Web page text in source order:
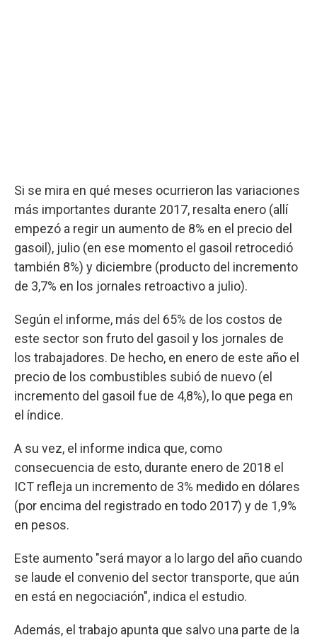
Si se mira en qué meses ocurrieron las variaciones
más importantes durante 2017, resalta enero (allí
empezó a regir un aumento de 8% en el precio del
gasoil), julio (en ese momento el gasoil retrocedió
también 8%) y diciembre (producto del incremento
de 3,7% en los jornales retroactivo a julio).
Según el informe, más del 65% de los costos de
este sector son fruto del gasoil y los jornales de
los trabajadores. De hecho, en enero de este año el
precio de los combustibles subió de nuevo (el
incremento del gasoil fue de 4,8%), lo que pega en
el índice.
A su vez, el informe indica que, como
consecuencia de esto, durante enero de 2018 el
ICT refleja un incremento de 3% medido en dólares
(por encima del registrado en todo 2017) y de 1,9%
en pesos.
Este aumento "será mayor a lo largo del año cuando
se laude el convenio del sector transporte, que aún
en está en negociación", indica el estudio.
Además, el trabajo apunta que salvo una parte de la